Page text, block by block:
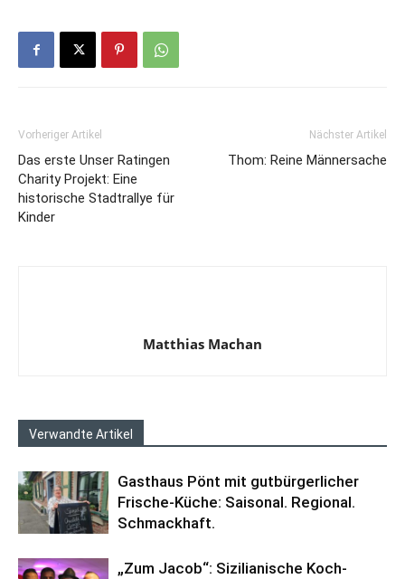
Vorheriger Artikel
Das erste Unser Ratingen
Charity Projekt: Eine
historische Stadtrallye für
Kinder
Nächster Artikel
Thom: Reine Männersache
Matthias Machan
Verwandte Artikel
Gasthaus Pönt mit gutbürgerlicher
Frische-Küche: Saisonal. Regional.
Schmackhaft.
„Zum Jacob“: Sizilianische Koch-